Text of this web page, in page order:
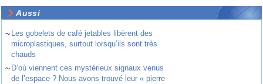
Aussi
~ Les gobelets de café jetables libèrent des
microplastiques, surtout lorsqu’ils sont très
chauds
~ D’où viennent ces mystérieux signaux venus
de l’espace ? Nous avons trouvé leur « pierre